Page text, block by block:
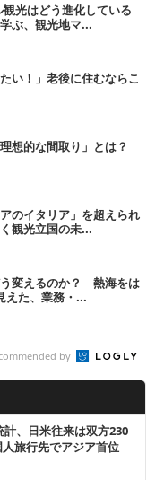
光はどう進化している
ぶ、観光地マ...
い！」老後に住むならこ
想的な間取り」とは？
のイタリア」を超えられ
観光立国の未...
変えるのか？ 熱海をは
えた、業務・...
by
、日米往来は双方230
旅行先でアジア首位